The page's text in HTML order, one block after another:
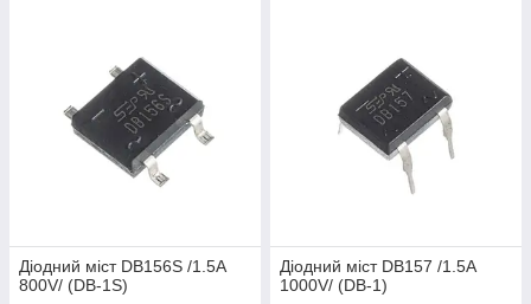
Діодний міст DB156S /1.5A
800V/ (DB-1S)
Діодний міст DB157 /1.5A
1000V/ (DB-1)